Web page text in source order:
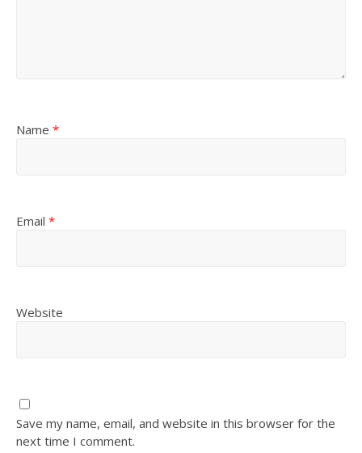
Name *
Email *
Website
Save my name, email, and website in this browser for the
next time I comment.